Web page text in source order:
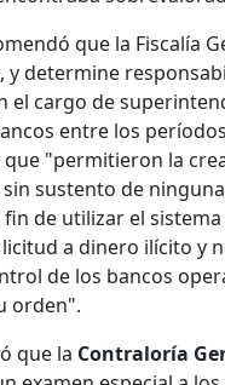
que la Fiscalía
y determine
el cargo de
entre los
que "permitieron la
sustento de ninguna
de utilizar el sistema
a dinero ilícito y
de los bancos
orden".
que la Contraloría